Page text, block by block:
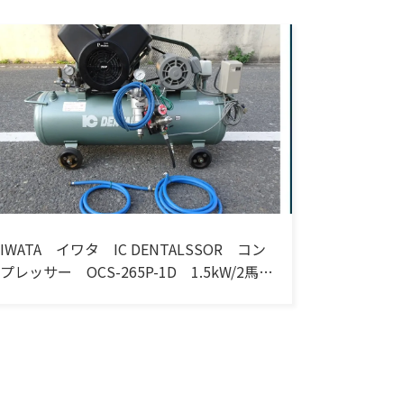
IWATA イワタ IC DENTALSSOR コン
プレッサー OCS-265P-1D 1.5kW/2馬